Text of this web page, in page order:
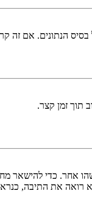
הנתונים. אם זה
תוך זמן קצר.
אחר. כדי להישאר
רואה את התיבה,